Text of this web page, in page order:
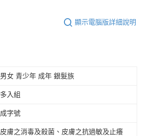
顯示電腦版詳細說明
男女 青少年 成年 銀髮族
多入組
成字號
皮膚之消毒及殺菌、皮膚之抗過敏及止癢